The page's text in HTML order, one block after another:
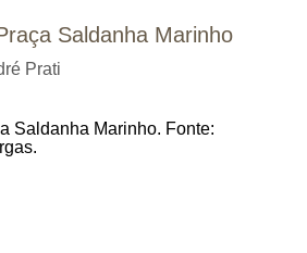
Saldanha Marinho
Prati
Saldanha Marinho. Fonte: